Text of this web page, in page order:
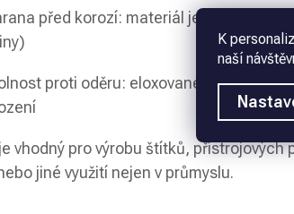
K
naší
před korozí: materiál je chráněn
proti oděru: eloxované materiály
vhodný pro výrobu štítků,
jiné využití nejen v průmyslu.